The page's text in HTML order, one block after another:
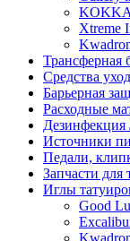
Xtreme
Трансферная
Средства
Барьерная
Расходные
Дезинфекция
Источники
Педали,
Запчасти
Иглы
Good